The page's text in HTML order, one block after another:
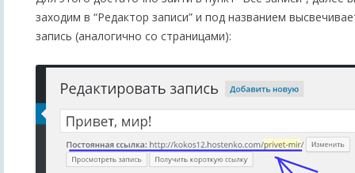
заходим в “Редактор записи” и под названием
запись (аналогично со страницами):